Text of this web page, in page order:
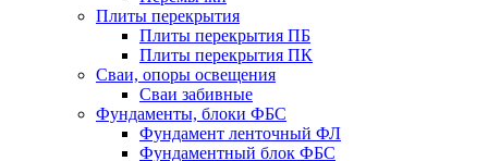
Плиты перекрытия
Плиты перекрытия ПБ
Плиты перекрытия ПК
Сваи, опоры освещения
Сваи забивные
Фундаменты, блоки ФБС
Фундамент ленточный ФЛ
Фундаментный блок ФБС